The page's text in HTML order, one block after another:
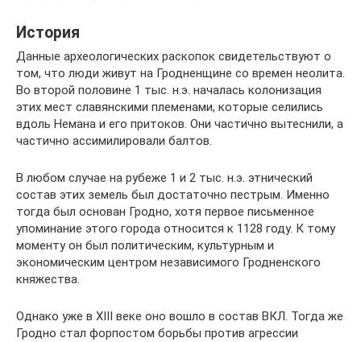
История
Данные археологических раскопок свидетельствуют о
том, что люди живут на Гродненщине со времен неолита.
Во второй половине 1 тыс. н.э. началась колонизация
этих мест славянскими племенами, которые селились
вдоль Немана и его притоков. Они частично вытеснили, а
частично ассимилировали балтов.
В любом случае на рубеже 1 и 2 тыс. н.э. этнический
состав этих земель был достаточно пестрым. Именно
тогда был основан Гродно, хотя первое письменное
упоминание этого города относится к 1128 году. К тому
моменту он был политическим, культурным и
экономическим центром независимого Гродненского
княжества.
Однако уже в XIII веке оно вошло в состав ВКЛ. Тогда же
Гродно стал форпостом борьбы против агрессии